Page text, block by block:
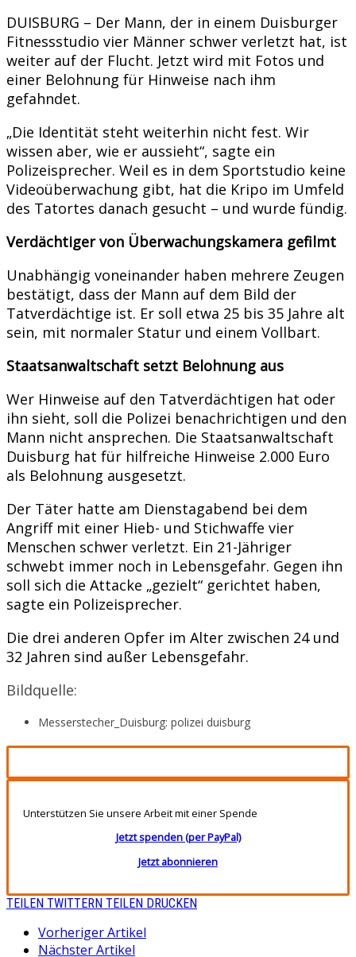
DUISBURG – Der Mann, der in einem Duisburger
Fitnessstudio vier Männer schwer verletzt hat, ist
weiter auf der Flucht. Jetzt wird mit Fotos und
einer Belohnung für Hinweise nach ihm
gefahndet.
„Die Identität steht weiterhin nicht fest. Wir
wissen aber, wie er aussieht“, sagte ein
Polizeisprecher. Weil es in dem Sportstudio keine
Videoüberwachung gibt, hat die Kripo im Umfeld
des Tatortes danach gesucht – und wurde fündig.
Verdächtiger von Überwachungskamera gefilmt
Unabhängig voneinander haben mehrere Zeugen
bestätigt, dass der Mann auf dem Bild der
Tatverdächtige ist. Er soll etwa 25 bis 35 Jahre alt
sein, mit normaler Statur und einem Vollbart.
Staatsanwaltschaft setzt Belohnung aus
Wer Hinweise auf den Tatverdächtigen hat oder
ihn sieht, soll die Polizei benachrichtigen und den
Mann nicht ansprechen. Die Staatsanwaltschaft
Duisburg hat für hilfreiche Hinweise 2.000 Euro
als Belohnung ausgesetzt.
Der Täter hatte am Dienstagabend bei dem
Angriff mit einer Hieb- und Stichwaffe vier
Menschen schwer verletzt. Ein 21-Jähriger
schwebt immer noch in Lebensgefahr. Gegen ihn
soll sich die Attacke „gezielt“ gerichtet haben,
sagte ein Polizeisprecher.
Die drei anderen Opfer im Alter zwischen 24 und
32 Jahren sind außer Lebensgefahr.
Bildquelle:
Messerstecher_Duisburg: polizei duisburg
Unterstützen Sie unsere Arbeit mit einer Spende
Jetzt spenden (per PayPal)
Jetzt abonnieren
TEILEN TWITTERN TEILEN DRUCKEN
Vorheriger Artikel
Nächster Artikel